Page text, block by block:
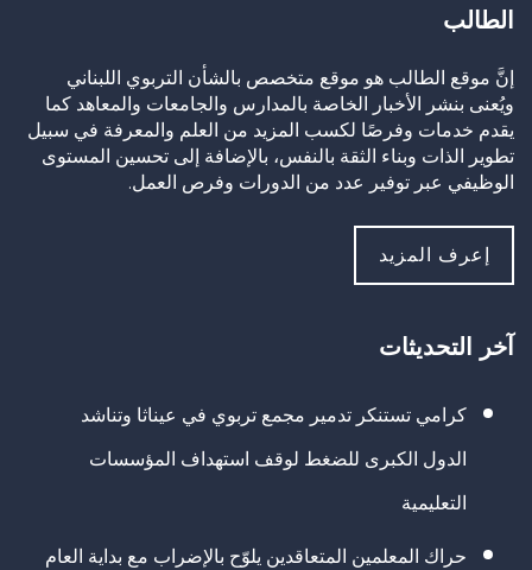
الطالب
إنَّ موقع الطالب هو موقع متخصص بالشأن التربوي اللبناني
ويُعنى بنشر الأخبار الخاصة بالمدارس والجامعات والمعاهد كما
يقدم خدمات وفرصًا لكسب المزيد من العلم والمعرفة في سبيل
تطوير الذات وبناء الثقة بالنفس، بالإضافة إلى تحسين المستوى
الوظيفي عبر توفير عدد من الدورات وفرص العمل.
إعرف المزيد
آخر التحديثات
كرامي تستنكر تدمير مجمع تربوي في عيناثا وتناشد
الدول الكبرى للضغط لوقف استهداف المؤسسات
التعليمية
حراك المعلمين المتعاقدين يلوّح بالإضراب مع بداية العام